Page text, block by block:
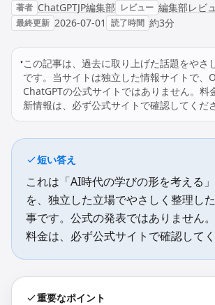
著者 ChatGPTJP編集部 レビュー 編集部レビ
最終更新 2026-07-01 読了時間 約3分
この記事は、過去に取り上げた話題をやさ
です。当サイトは独立した情報サイトで、
ChatGPTの公式サイトではありません。料
新情報は、必ず公式サイトで確認してくだ
短い答え
これは「AI時代の学びの形を考える
を、独立した立場でやさしく整理し
事です。公式の発表ではありません
料金は、必ず公式サイトで確認してく
重要なポイント